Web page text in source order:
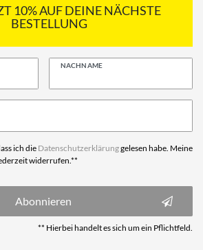
10% AUF DEINE NÄCHSTE
BESTELLUNG
NACHNAME
ich die Daten­schutz­erklärunggelesen habe. Meine
widerrufen.**
Abonnieren
** Hierbei handelt es sich um ein Pflichtfeld.